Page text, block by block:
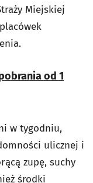
Miejskiej
od 1
w tygodniu,
ulicznej i
zupę, suchy
środki